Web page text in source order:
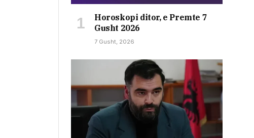
Horoskopi ditor, e Premte 7
Gusht 2026
7 Gusht, 2026